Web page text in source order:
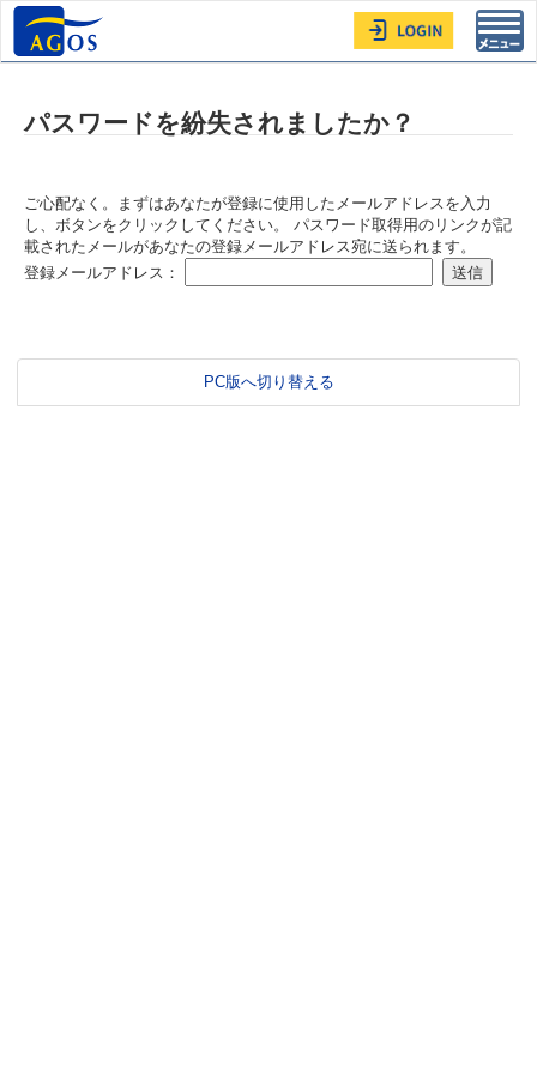
パスワードを紛失されましたか？
ご心配なく。まずはあなたが登録に使用したメールアドレスを入力
し、ボタンをクリックしてください。 パスワード取得用のリンクが記
載されたメールがあなたの登録メールアドレス宛に送られます。
登録メールアドレス：
PC版へ切り替える